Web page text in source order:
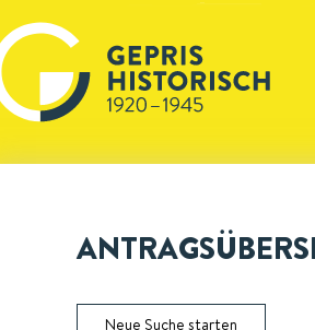
Neue Suche starten